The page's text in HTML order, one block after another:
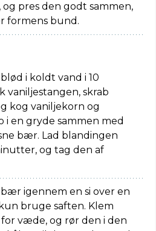
pres den godt sammen,
formens bund.
i koldt vand i 10
vaniljestangen, skrab
kog vaniljekorn og
en gryde sammen med
bær. Lad blandingen
og tag den af
igennem en si over en
bruge saften. Klem
for væde, og rør den i den